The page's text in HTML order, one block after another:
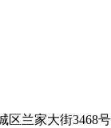
区兰家大街3468号